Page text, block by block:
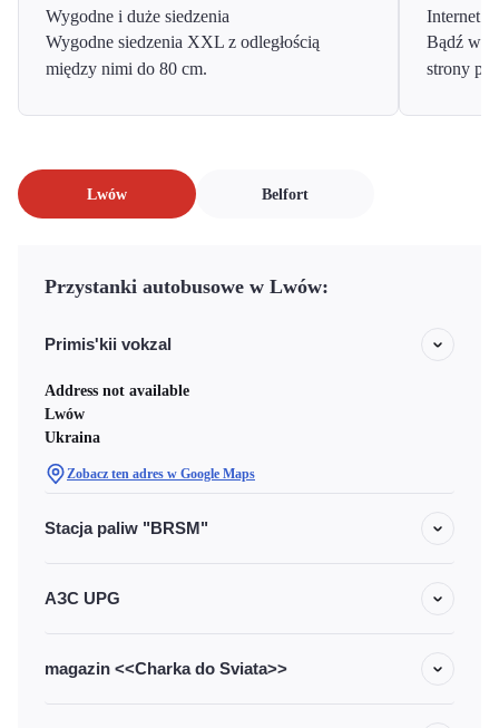
Wygodne i duże siedzenia
Wygodne siedzenia XXL z odległością
między nimi do 80 cm.
Internet
Bądź w
strony
Lwów Belfort
Przystanki autobusowe w Lwów:
Primis'kii vokzal
Address not available
Lwów
Ukraina
Zobacz ten adres w Google Maps
Stacja paliw "BRSM"
АЗС UPG
magazin <<Charka do Sviata>>